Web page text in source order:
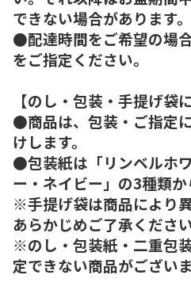
できない場合があります。
●配達時間をご希望の場
をご指定ください。
【のし・包装・手提げ袋
●商品は、包装・ご指定
けします。
●包装紙は「リンベルホ
ー・ネイビー」の3種類か
※手提げ袋は商品により
あらかじめご了承ください
※のし・包装紙・二重包
定できない商品がございま